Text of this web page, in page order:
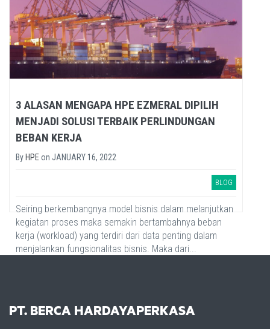
3 ALASAN MENGAPA HPE EZMERAL DIPILIH
MENJADI SOLUSI TERBAIK PERLINDUNGAN
BEBAN KERJA
By HPE on JANUARY 16, 2022
BLOG
Seiring berkembangnya model bisnis dalam melanjutkan
kegiatan proses maka semakin bertambahnya beban
kerja (workload) yang terdiri dari data penting dalam
menjalankan fungsionalitas bisnis. Maka dari...
PT. BERCA HARDAYAPERKASA